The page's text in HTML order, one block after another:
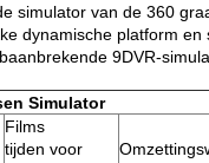
simulator van de 360
dynamische platform
9DVR-
Simulator
Films
tijden voor